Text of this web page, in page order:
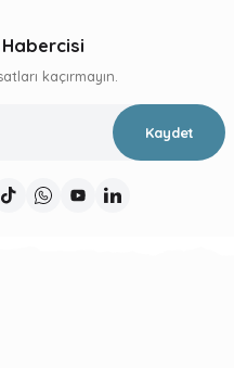
kaçırmayın.
Kaydet